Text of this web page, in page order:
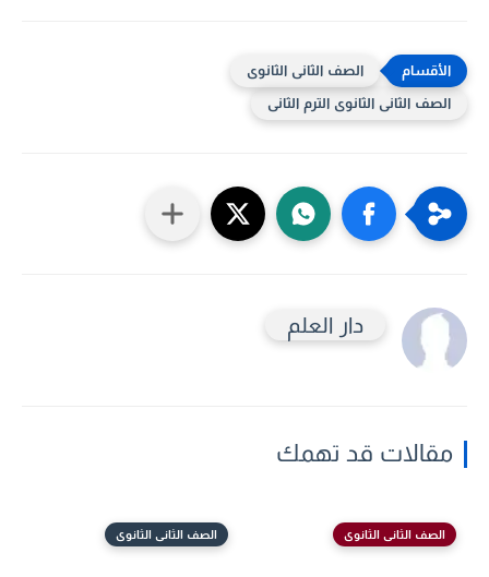
الصف الثانى الثانوى
الصف الثانى الثانوى الترم الثانى
دار العلم
مقالات قد تهمك
الصف الثانى الثانوى الصف الثانى الثانوى